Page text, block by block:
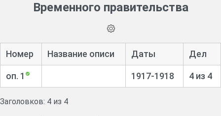
Временного правительства
Номер Название описи Даты Дел
оп. 1 1917-1918 4 из 4
Заголовков: 4 из 4